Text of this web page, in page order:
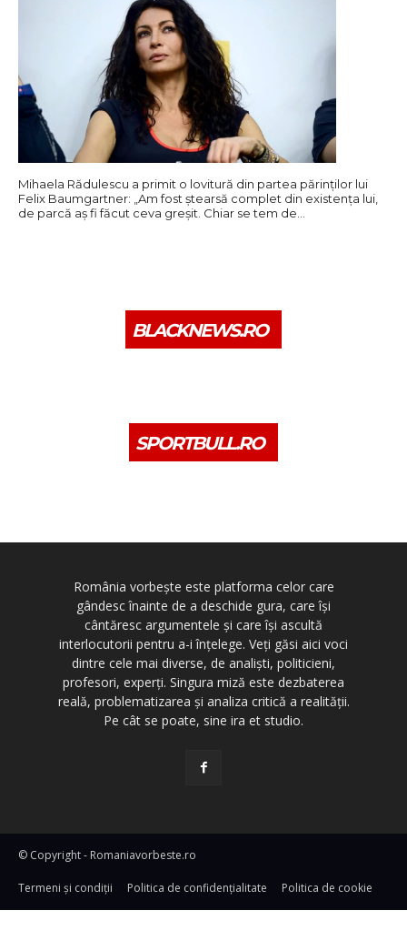
Mihaela Rădulescu a primit o lovitură din partea părinților lui
Felix Baumgartner: „Am fost ștearsă complet din existența lui,
de parcă aș fi făcut ceva greșit. Chiar se tem de…
BLACKNEWS.RO
SPORTBULL.RO
România vorbește este platforma celor care
gândesc înainte de a deschide gura, care își
cântăresc argumentele și care își ascultă
interlocutorii pentru a-i înțelege. Veți găsi aici voci
dintre cele mai diverse, de analiști, politicieni,
profesori, experți. Singura miză este dezbaterea
reală, problematizarea și analiza critică a realității.
Pe cât se poate, sine ira et studio.
© Copyright - Romaniavorbeste.ro
Termeni și condiţii Politica de confidențialitate Politica de cookie